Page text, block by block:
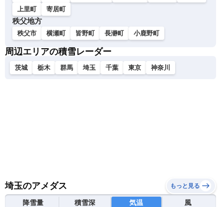
上里町
寄居町
秩父地方
秩父市 横瀬町 皆野町 長瀞町 小鹿野町
周辺エリアの積雪レーダー
茨城 栃木 群馬 埼玉 千葉 東京 神奈川
埼玉のアメダス もっと見る
降雪量 積雪深 気温 風